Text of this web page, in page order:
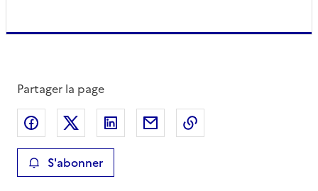
Partager la page
Partager sur Facebook
Partager sur XPartager sur LinkedIn
Partager par email
S'abonner